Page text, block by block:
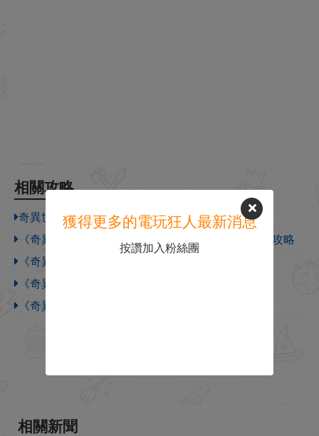
相關攻略
奇異世界靈魂風暴加強版需要什麽配置
《奇異世界：靈魂風暴》攻略視頻 全關卡流程視頻攻略
《奇異世界：靈魂風暴》遊戲特色介紹
《奇異世界：靈魂風暴》遊戲發售時間介紹
《奇異世界：靈魂風暴》遊戲簡單介紹
相關新聞
獲得更多的電玩狂人最新消息
按讚加入粉絲團